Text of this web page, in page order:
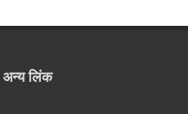
अन्य लिंक